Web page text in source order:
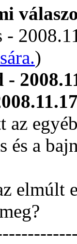
-
)
az
és a
elmúlt